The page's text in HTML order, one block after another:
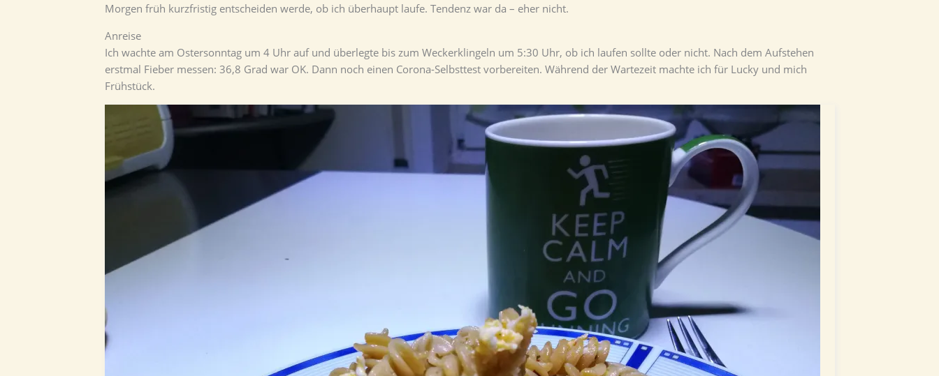
Morgen früh kurzfristig entscheiden werde, ob ich überhaupt laufe. Tendenz war da – eher nicht.
Anreise
Ich wachte am Ostersonntag um 4 Uhr auf und überlegte bis zum Weckerklingeln um 5:30 Uhr, ob ich laufen sollte oder nicht. Nach dem Aufstehen
erstmal Fieber messen: 36,8 Grad war OK. Dann noch einen Corona-Selbsttest vorbereiten. Während der Wartezeit machte ich für Lucky und mich
Frühstück.